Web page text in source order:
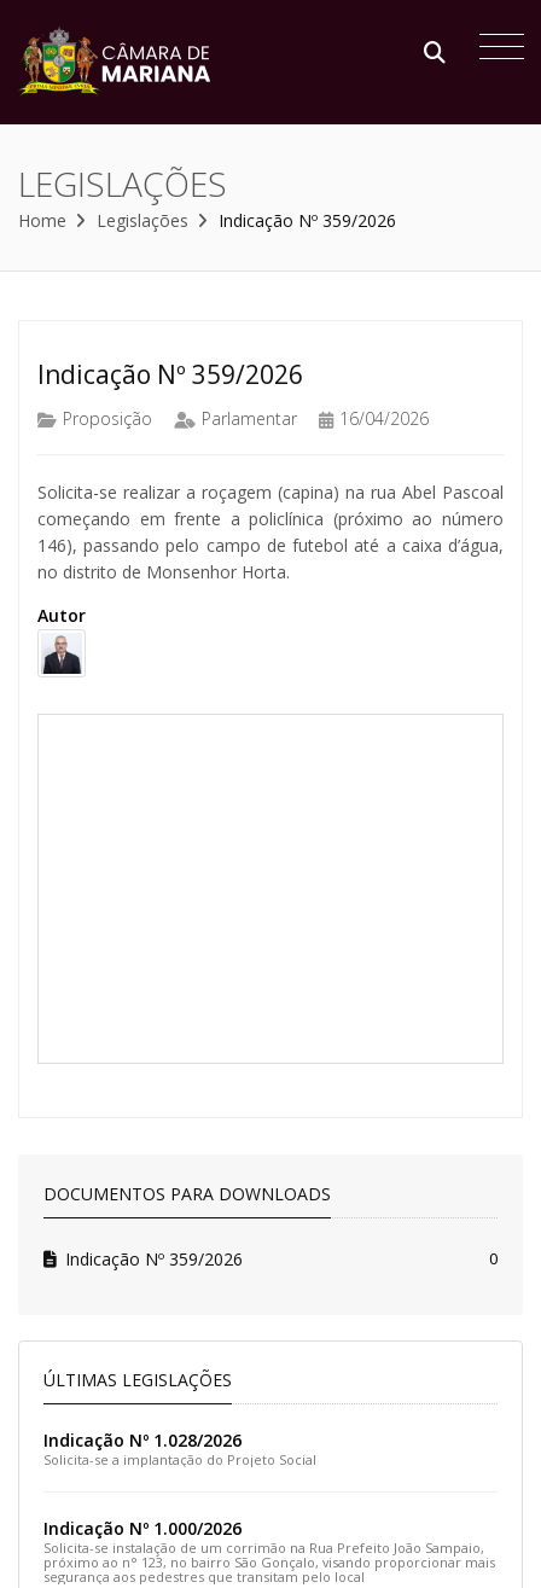
LEGISLAÇÕES
Home Legislações Indicação Nº 359/2026
Indicação Nº 359/2026
Proposição Parlamentar 16/04/2026
Solicita-se realizar a roçagem (capina) na rua Abel Pascoal
começando em frente a policlínica (próximo ao número
146), passando pelo campo de futebol até a caixa d’água,
no distrito de Monsenhor Horta.
Autor
DOCUMENTOS PARA DOWNLOADS
Indicação Nº 359/2026 0
ÚLTIMAS LEGISLAÇÕES
Indicação Nº 1.028/2026
Solicita-se a implantação do Projeto Social
Indicação Nº 1.000/2026
Solicita-se instalação de um corrimão na Rua Prefeito João Sampaio,
próximo ao n° 123, no bairro São Gonçalo, visando proporcionar mais
segurança aos pedestres que transitam pelo local